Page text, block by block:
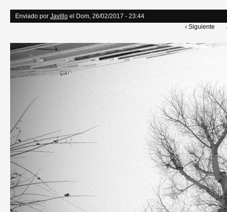
Enviado por Javillo el Dom, 26/02/2017 - 23:44
‹ Siguiente